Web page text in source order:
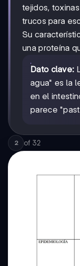
tejidos,
trucos para
Su
una proteína
Dato clave:
agua" es la
en el
parece
2 of 32